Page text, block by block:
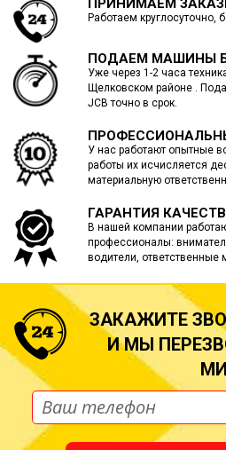
ПРИНИМАЕМ
Работаем круглосуточно,
ПОДАЕМ МАШИНЫ
Уже через 1-2 часа
Щелковском районе .
JCB точно в срок.
У нас работают опытные
работы их исчисляется
материальную
ГАРАНТИЯ
В нашей компании
профессионалы:
водители,
ЗАКАЖИТЕ
И МЫ